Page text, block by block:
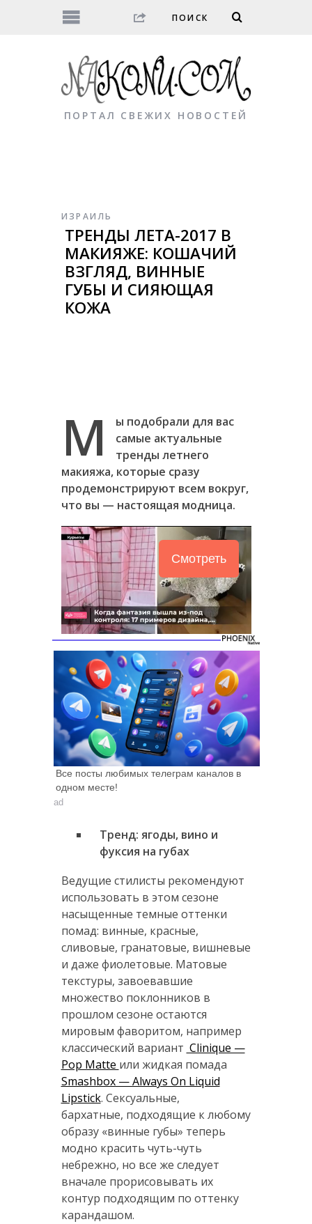
ПОРТАЛ СВЕЖИХ НОВОСТЕЙ
ИЗРАИЛЬ
ТРЕНДЫ ЛЕТА-2017 В
МАКИЯЖЕ: КОШАЧИЙ
ВЗГЛЯД, ВИННЫЕ
ГУБЫ И СИЯЮЩАЯ
КОЖА
М
ы подобрали для вас
самые актуальные
тренды летнего
макияжа, которые сразу
продемонстрируют всем вокруг,
что вы — настоящая модница.
Смотреть
Следующее видео Отмена
Все посты любимых телеграм каналов в
одном месте!
ad
Тренд: ягоды, вино и
фуксия на губах
Ведущие стилисты рекомендуют
использовать в этом сезоне
насыщенные темные оттенки
помад: винные, красные,
сливовые, гранатовые, вишневые
и даже фиолетовые. Матовые
текстуры, завоевавшие
множество поклонников в
прошлом сезоне остаются
мировым фаворитом, например
классический вариант Clinique —
Pop Matte или жидкая помада
Smashbox — Always On Liquid
Lipstick. Сексуальные,
бархатные, подходящие к любому
образу «винные губы» теперь
модно красить чуть-чуть
небрежно, но все же следует
вначале прорисовывать их
контур подходящим по оттенку
карандашом.